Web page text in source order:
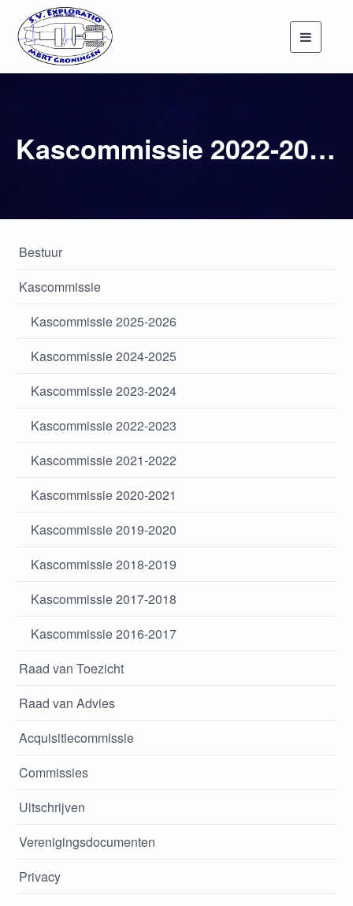
Toggle
Kascommissie 2022-2023
Bestuur
Kascommissie
Kascommissie 2025-2026
Kascommissie 2024-2025
Kascommissie 2023-2024
Kascommissie 2022-2023
Kascommissie 2021-2022
Kascommissie 2020-2021
Kascommissie 2019-2020
Kascommissie 2018-2019
Kascommissie 2017-2018
Kascommissie 2016-2017
Raad van Toezicht
Raad van Advies
Acquisitiecommissie
Commissies
Uitschrijven
Verenigingsdocumenten
Privacy